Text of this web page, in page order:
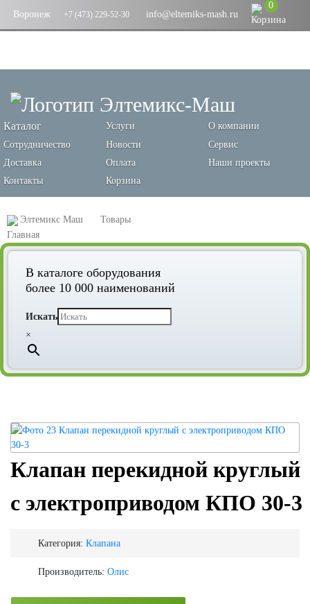
Воронеж +7 (473) 229-52-30 info@eltemiks-mash.ru
0
Каталог Услуги
О компании
Сотрудничество
Новости
Сервис
Доставка
Оплата
Наши проекты
Контакты
Корзина
Элтемикс Маш Товары
Оборудование для переработки зерновых и производства кормов
Самотечное оборудование
Клапана
Клапан перекидной круглый с электроприводом КПО 30-3
В каталоге оборудования
более 10 000 наименований
Искать
×
Клапан перекидной круглый
с электроприводом КПО 30-3
Категория: Клапана
Производитель: Олис